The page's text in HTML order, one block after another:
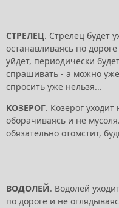
СТРЕЛЕЦ. Стрелец будет
останавливаясь по
уйдёт, периодически
спрашивать - а можно уже
спросить уже нельзя...
КОЗЕРОГ. Козерог
оборачиваясь и не
обязательно отомстит,
ВОДОЛЕЙ. Водолей
по дороге и не